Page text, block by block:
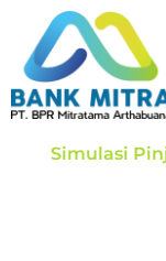
Simulasi